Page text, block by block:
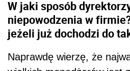
W jaki sposób
niepowodzenia w
jeżeli już dochodzi do
Naprawdę wierzę, że